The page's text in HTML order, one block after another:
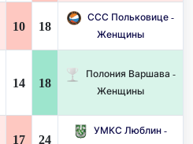
10 18
ССС Польковице -
Женщины
14 18
Полония Варшава -
Женщины
17 24
УМКС Люблин -